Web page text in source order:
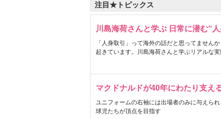
注目★トピックス
川島海荷さんと学ぶ 日常に潜む“
「人身取引」って海外の話だと思ってません
起きています。川島海荷さんと学ぶリアルな
マクドナルドが40年にわたり支え
ユニフォームの右袖には出場者のみに与えら
球児たちが頂点を目指す